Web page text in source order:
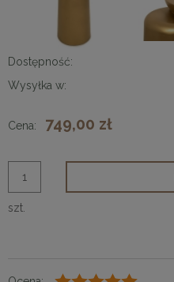
Dostępność:
Wysyłka w:
Cena: 749,00 zł
szt.